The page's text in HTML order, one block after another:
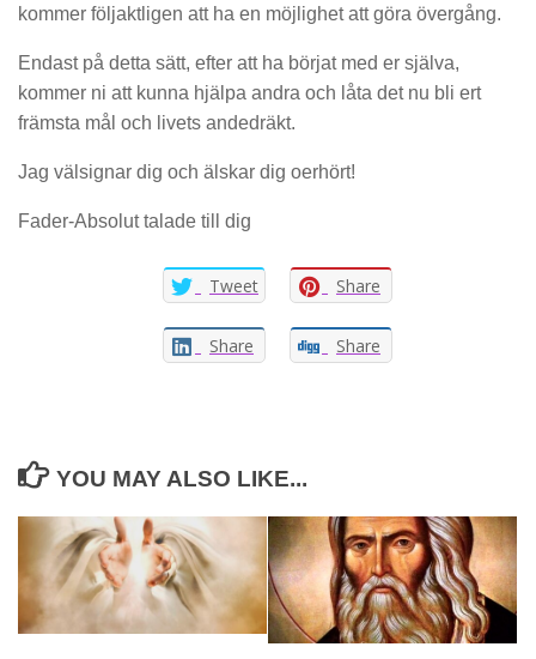
kommer följaktligen att ha en möjlighet att göra övergång.
Endast på detta sätt, efter att ha börjat med er själva,
kommer ni att kunna hjälpa andra och låta det nu bli ert
främsta mål och livets andedräkt.
Jag välsignar dig och älskar dig oerhört!
Fader-Absolut talade till dig
Tweet Share
Share Share
YOU MAY ALSO LIKE...